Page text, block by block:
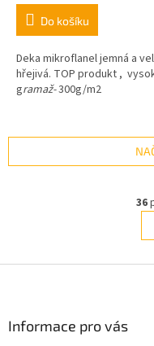
Do košíku
Deka mikroflanel jemná a
hřejivá. TOP produkt ,
gramaž-300g/m2
36
Informace pro vás